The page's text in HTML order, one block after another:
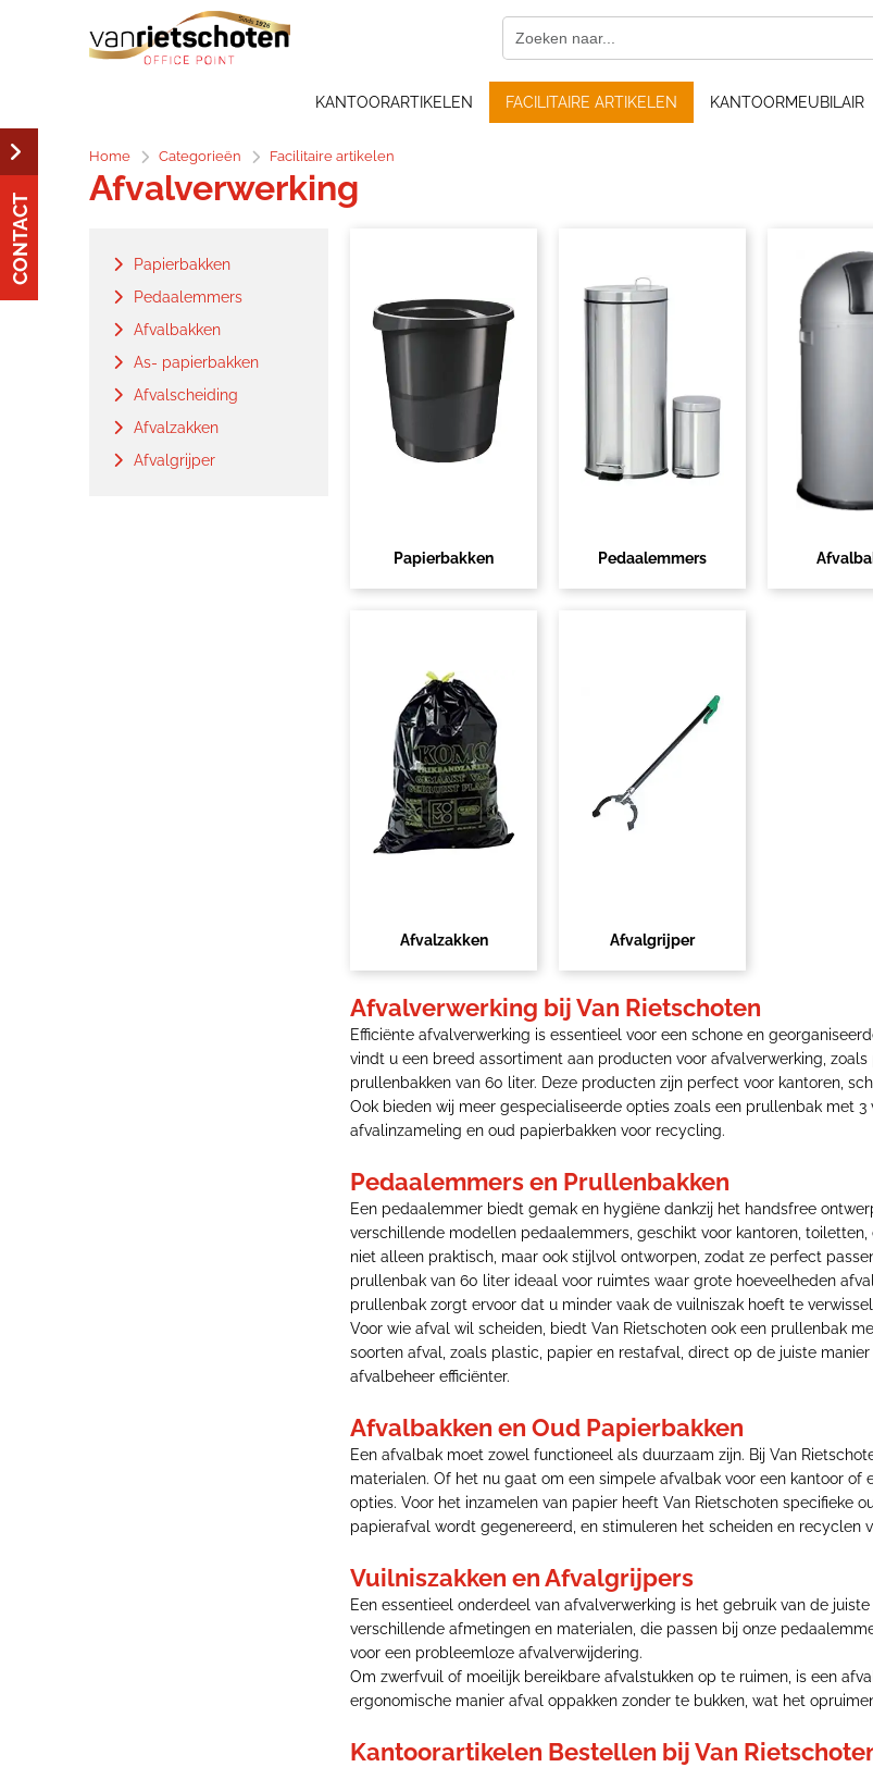
KANTOORARTIKELEN FACILITAIRE ARTIKELEN KANTOORMEUBILAIR
Home Categorieën Facilitaire artikelen
Afvalverwerking
Papierbakken
Pedaalemmers
Afvalbakken
As- papierbakken
Afvalscheiding
Afvalzakken
Afvalgrijper
Papierbakken Pedaalemmers
Afvalzakken Afvalgrijper
Afvalverwerking bij Van Rietschoten
Efficiënte afvalverwerking is essentieel voor een schone en
vindt u een breed assortiment aan producten voor afvalverwerking,
prullenbakken van 60 liter. Deze producten zijn perfect voor kantoren,
Ook bieden wij meer gespecialiseerde opties zoals een prullenbak met 3
afvalinzameling en oud papierbakken voor recycling.
Pedaalemmers en Prullenbakken
Een pedaalemmer biedt gemak en hygiëne dankzij het handsfree
verschillende modellen pedaalemmers, geschikt voor kantoren, toiletten,
niet alleen praktisch, maar ook stijlvol ontworpen, zodat ze perfect
prullenbak van 60 liter ideaal voor ruimtes waar grote hoeveelheden
prullenbak zorgt ervoor dat u minder vaak de vuilniszak hoeft te
Voor wie afval wil scheiden, biedt Van Rietschoten ook een prullenbak
soorten afval, zoals plastic, papier en restafval, direct op de juiste
afvalbeheer efficiënter.
Afvalbakken en Oud Papierbakken
Een afvalbak moet zowel functioneel als duurzaam zijn. Bij Van
materialen. Of het nu gaat om een simpele afvalbak voor een kantoor
opties. Voor het inzamelen van papier heeft Van Rietschoten specifieke
papierafval wordt gegenereerd, en stimuleren het scheiden en recyclen
Vuilniszakken en Afvalgrijpers
Een essentieel onderdeel van afvalverwerking is het gebruik van de
verschillende afmetingen en materialen, die passen bij onze
voor een probleemloze afvalverwijdering.
Om zwerfvuil of moeilijk bereikbare afvalstukken op te ruimen, is een
ergonomische manier afval oppakken zonder te bukken, wat het
Kantoorartikelen Bestellen bij Van
CONTACT